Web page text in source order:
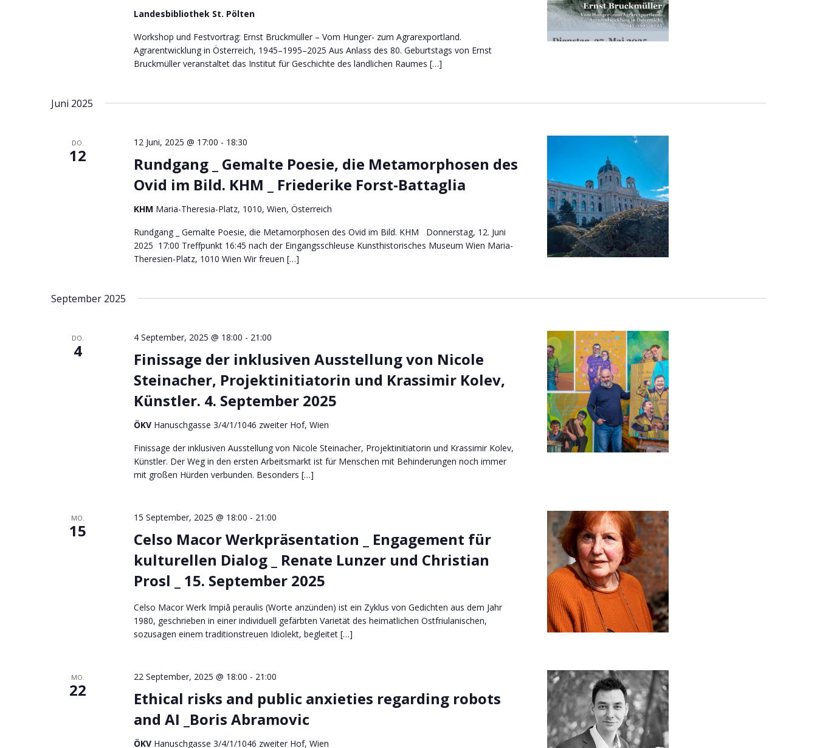
Landesbibliothek St. Pölten
Workshop und Festvortrag: Ernst Bruckmüller – Vom Hunger- zum Agrarexportland.
Agrarentwicklung in Österreich, 1945–1995–2025 Aus Anlass des 80. Geburtstags von Ernst
Bruckmüller veranstaltet das Institut für Geschichte des ländlichen Raumes […]
Juni 2025
DO.
12
Rundgang _ Gemalte Poesie, die Metamorphosen des
Ovid im Bild. KHM _ Friederike Forst-Battaglia
12 Juni, 2025 @ 17:00 - 18:30
KHM Maria-Theresia-Platz, 1010, Wien, Österreich
Rundgang _ Gemalte Poesie, die Metamorphosen des Ovid im Bild. KHM Donnerstag, 12. Juni
2025 17:00 Treffpunkt 16:45 nach der Eingangsschleuse Kunsthistorisches Museum Wien Maria-
Theresien-Platz, 1010 Wien Wir freuen […]
September 2025
DO.
4
Finissage der inklusiven Ausstellung von Nicole
Steinacher, Projektinitiatorin und Krassimir Kolev,
Künstler. 4. September 2025
4 September, 2025 @ 18:00 - 21:00
ÖKV Hanuschgasse 3/4/1/1046 zweiter Hof, Wien
Finissage der inklusiven Ausstellung von Nicole Steinacher, Projektinitiatorin und Krassimir Kolev,
Künstler. Der Weg in den ersten Arbeitsmarkt ist für Menschen mit Behinderungen noch immer
mit großen Hürden verbunden. Besonders […]
MO.
15
Celso Macor Werkpräsentation _ Engagement für
kulturellen Dialog _ Renate Lunzer und Christian
Prosl _ 15. September 2025
15 September, 2025 @ 18:00 - 21:00
Celso Macor Werk Impiâ peraulis (Worte anzünden) ist ein Zyklus von Gedichten aus dem Jahr
1980, geschrieben in einer individuell gefärbten Varietät des heimatlichen Ostfriulanischen,
sozusagen einem traditionstreuen Idiolekt, begleitet […]
MO.
22
Ethical risks and public anxieties regarding robots
and AI _Boris Abramovic
22 September, 2025 @ 18:00 - 21:00
ÖKV Hanuschgasse 3/4/1/1046 zweiter Hof, Wien